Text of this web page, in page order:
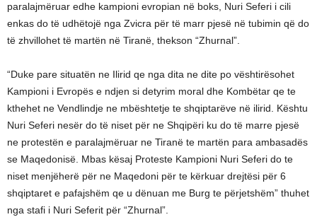
paralajmëruar edhe kampioni evropian në boks, Nuri Seferi i cili
enkas do të udhëtojë nga Zvicra për të marr pjesë në tubimin që do
të zhvillohet të martën në Tiranë, thekson “Zhurnal”.
“Duke pare situatën ne Ilirid qe nga dita ne dite po vështirësohet
Kampioni i Evropës e ndjen si detyrim moral dhe Kombëtar qe te
kthehet ne Vendlindje ne mbështetje te shqiptarëve në ilirid. Kështu
Nuri Seferi nesër do të niset për ne Shqipëri ku do të marre pjesë
ne protestën e paralajmëruar ne Tiranë te martën para ambasadës
se Maqedonisë. Mbas kësaj Proteste Kampioni Nuri Seferi do te
niset menjëherë për ne Maqedoni për te kërkuar drejtësi për 6
shqiptaret e pafajshëm qe u dënuan me Burg te përjetshëm” thuhet
nga stafi i Nuri Seferit për “Zhurnal”.